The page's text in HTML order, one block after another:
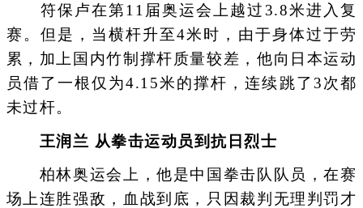
符保卢在第11届奥运会上越过3.8米进入复
赛。但是，当横杆升至4米时，由于身体过于劳
累，加上国内竹制撑杆质量较差，他向日本运动
员借了一根仅为4.15米的撑杆，连续跳了3次都
未过杆。
王润兰 从拳击运动员到抗日烈士
柏林奥运会上，他是中国拳击队队员，在赛
场上连胜强敌，血战到底，只因裁判无理判罚才